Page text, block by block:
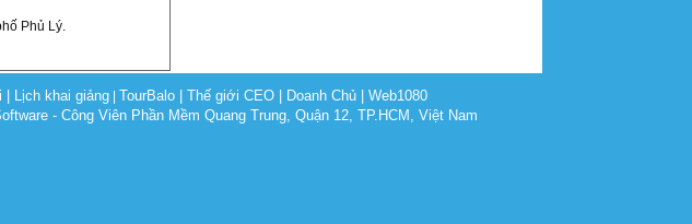
Phủ Lý.
Lịch khai giảng| TourBalo Thế giới CEO Doanh Chủ
Web1080
- Công Viên Phần Mềm Quang Trung, Quận 12, TP.HCM, Việt Nam